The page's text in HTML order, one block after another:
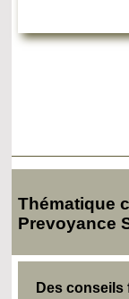
Thématique
Prevoyance
Des